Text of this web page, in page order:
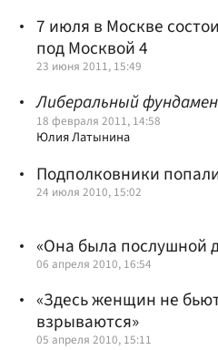
7 июля в Москве
под Москвой 4
23 июня 2011, 15:49
Либеральный
18 февраля 2011, 14:58
Юлия Латынина
Подполковники
24 июля 2010, 15:02
«Она была послушной
06 апреля 2010, 16:54
«Здесь женщин не
взрываются»
05 апреля 2010, 15:11